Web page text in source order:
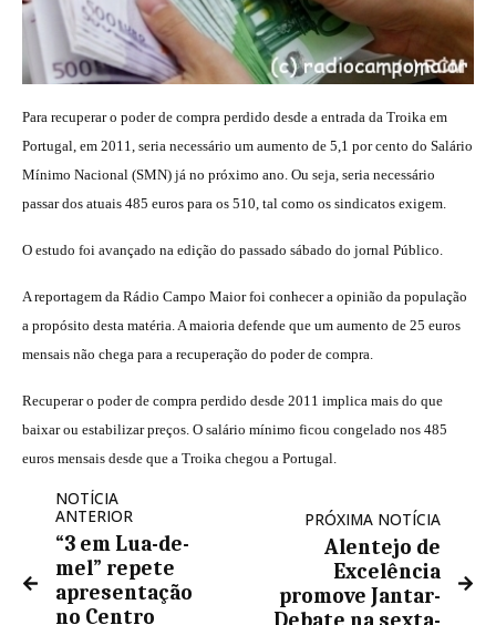
Para recuperar o poder de compra perdido desde a entrada da Troika em
Portugal, em 2011, seria necessário um aumento de 5,1 por cento do Salário
Mínimo Nacional (SMN) já no próximo ano. Ou seja, seria necessário
passar dos atuais 485 euros para os 510, tal como os sindicatos exigem.
O estudo foi avançado na edição do passado sábado do jornal Público.
A reportagem da Rádio Campo Maior foi conhecer a opinião da população
a propósito desta matéria. A maioria defende que um aumento de 25 euros
mensais não chega para a recuperação do poder de compra.
Recuperar o poder de compra perdido desde 2011 implica mais do que
baixar ou estabilizar preços. O salário mínimo ficou congelado nos 485
euros mensais desde que a Troika chegou a Portugal.
NOTÍCIA
ANTERIOR
“3 em Lua-de-
mel” repete
apresentação
no Centro
PRÓXIMA NOTÍCIA
Alentejo de
Excelência
promove Jantar-